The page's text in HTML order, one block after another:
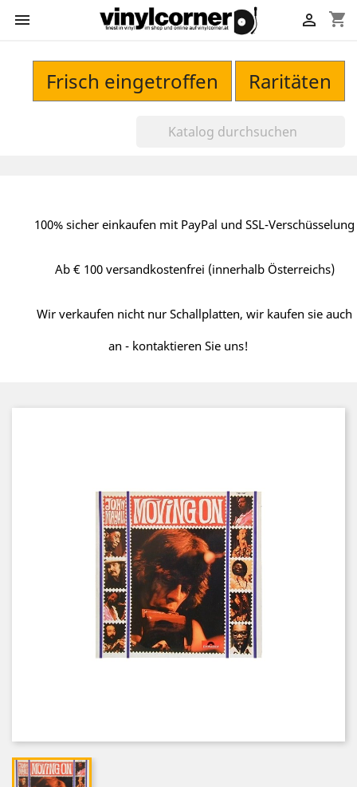
 shopping_cart

Frisch eingetroffen Raritäten
100% sicher einkaufen mit PayPal und SSL-Verschüsselung
Ab € 100 versandkostenfrei (innerhalb Österreichs)
Wir verkaufen nicht nur Schallplatten, wir kaufen sie auch
an - kontaktieren Sie uns!